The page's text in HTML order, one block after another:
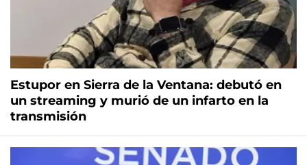
Estupor en Sierra de la Ventana: debutó en
un streaming y murió de un infarto en la
transmisión